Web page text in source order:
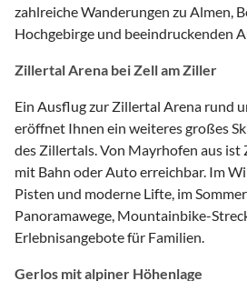
zahlreiche Wanderungen zu Almen,
Hochgebirge und beeindruckenden
Zillertal Arena bei Zell am Ziller
Ein Ausflug zur Zillertal Arena rund
eröffnet Ihnen ein weiteres großes
des Zillertals. Von Mayrhofen aus ist
mit Bahn oder Auto erreichbar. Im
Pisten und moderne Lifte, im
Panoramawege, Mountainbike-
Erlebnisangebote für Familien.
Gerlos mit alpiner Höhenlage